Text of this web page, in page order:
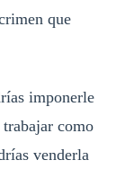
que
imponerle
como
venderla